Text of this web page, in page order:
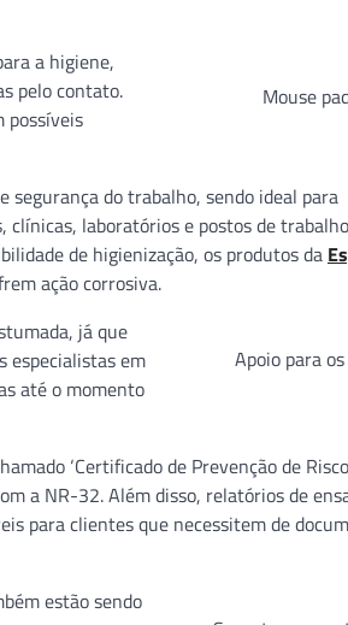
Mouse
a higiene,
pelo contato.
possíveis
segurança do trabalho, sendo ideal para
laboratórios e postos de
de higienização, os produtos da
ação corrosiva.
Apoio para
já que
especialistas em
até o momento
‘Certificado de Prevenção de Risco
a NR-32. Além disso, relatórios de
para clientes que necessitem de
estão sendo